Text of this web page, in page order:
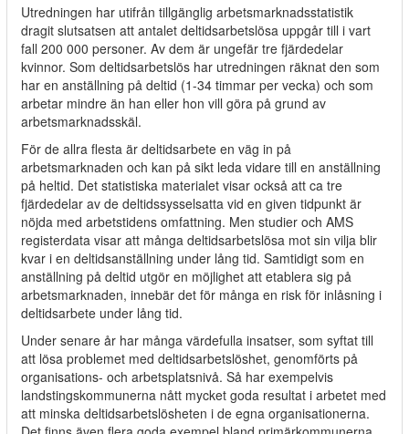
Utredningen har utifrån tillgänglig arbetsmarknadsstatistik
dragit slutsatsen att antalet deltidsarbetslösa uppgår till i vart
fall 200 000 personer. Av dem är ungefär tre fjärdedelar
kvinnor. Som deltidsarbetslös har utredningen räknat den som
har en anställning på deltid (1-34 timmar per vecka) och som
arbetar mindre än han eller hon vill göra på grund av
arbetsmarknadsskäl.
För de allra flesta är deltidsarbete en väg in på
arbetsmarknaden och kan på sikt leda vidare till en anställning
på heltid. Det statistiska materialet visar också att ca tre
fjärdedelar av de deltidssysselsatta vid en given tidpunkt är
nöjda med arbetstidens omfattning. Men studier och AMS
registerdata visar att många deltidsarbetslösa mot sin vilja blir
kvar i en deltidsanställning under lång tid. Samtidigt som en
anställning på deltid utgör en möjlighet att etablera sig på
arbetsmarknaden, innebär det för många en risk för inlåsning i
deltidsarbete under lång tid.
Under senare år har många värdefulla insatser, som syftat till
att lösa problemet med deltidsarbetslöshet, genomförts på
organisations- och arbetsplatsnivå. Så har exempelvis
landstingskommunerna nått mycket goda resultat i arbetet med
att minska deltidsarbetslösheten i de egna organisationerna.